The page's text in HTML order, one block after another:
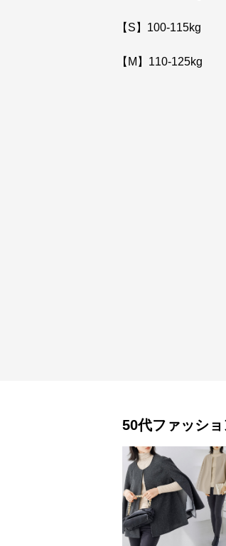
【S】100-115kg
【M】110-125kg
50代ファッショ